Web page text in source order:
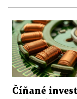
Číňané